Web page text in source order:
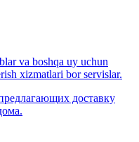
va boshqa uy uchun
xizmatlari bor servislar.
доставку